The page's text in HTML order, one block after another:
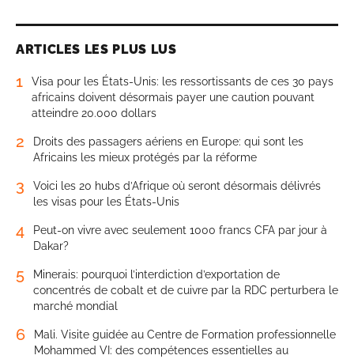
ARTICLES LES PLUS LUS
1
Visa pour les États-Unis: les ressortissants de ces 30 pays
africains doivent désormais payer une caution pouvant
atteindre 20.000 dollars
2
Droits des passagers aériens en Europe: qui sont les
Africains les mieux protégés par la réforme
3
Voici les 20 hubs d’Afrique où seront désormais délivrés
les visas pour les États-Unis
4
Peut-on vivre avec seulement 1000 francs CFA par jour à
Dakar?
5
Minerais: pourquoi l’interdiction d’exportation de
concentrés de cobalt et de cuivre par la RDC perturbera le
marché mondial
6
Mali. Visite guidée au Centre de Formation professionnelle
Mohammed VI: des compétences essentielles au